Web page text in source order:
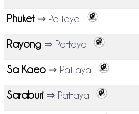
Phuket ⇒ Pattaya
Rayong ⇒ Pattaya
Sa Kaeo ⇒ Pattaya
Saraburi ⇒ Pattaya